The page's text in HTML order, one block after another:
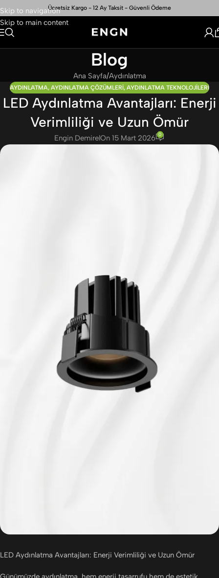
Skip to navigation
Skip to main content
Ücretsiz Kargo - 12 Ay Taksit - Güvenli Ödeme
Blog
Ana Sayfa Aydınlatma
AYDINLATMA, AYDINLATMA ÇÖZÜMLERI, AYDINLATMA TEKNOLOJILERI
LED Aydınlatma Avantajları: Enerji
Verimliliği ve Uzun Ömür
Engin DemirelOn 15 Mart 2026 0
LED Aydınlatma Avantajları: Enerji Verimliliği ve Uzun Ömür